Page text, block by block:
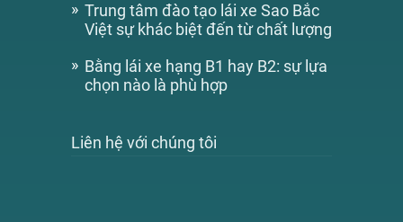
Trung tâm đào tạo lái xe Sao Bắc
Việt sự khác biệt đến từ chất lượng
Bằng lái xe hạng B1 hay B2: sự lựa
chọn nào là phù hợp
Liên hệ với chúng tôi